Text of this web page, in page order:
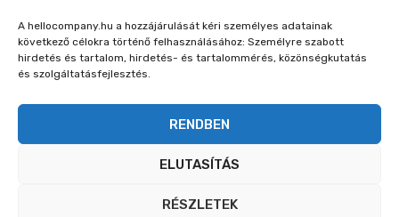
A hellocompany.hu a hozzájárulását kéri személyes adatainak
következő célokra történő felhasználásához: Személyre szabott
hirdetés és tartalom, hirdetés- és tartalommérés, közönségkutatás
és szolgáltatásfejlesztés.
RENDBEN
ELUTASÍTÁS
RÉSZLETEK
különleges segítséget nyújt, mivel
sokrétű szolgáltatásaink révén, bár
korlátozottan, de képesek vagyunk az
üzleti tervezésben is támogatást
Copyright © 2021-2023 Hellocompany